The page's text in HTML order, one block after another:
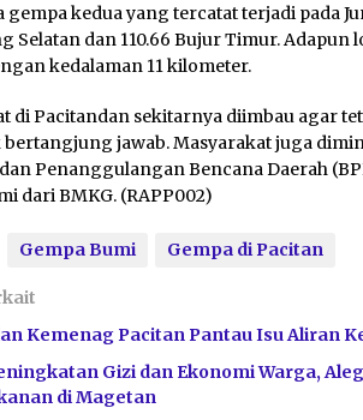
gempa kedua yang tercatat terjadi pada
Selatan dan 110.66 Bujur Timur.
kedalaman 11 kilometer.
di Pacitandan sekitarnya diimbau agar
jawab. Masyarakat juga
Penanggulangan Bencana Daerah
dari BMKG. (RAPP002)
Gempa Bumi Gempa di Pacitan
Kemenag Pacitan Pantau Isu Aliran
Gizi dan Ekonomi Warga,
di Magetan